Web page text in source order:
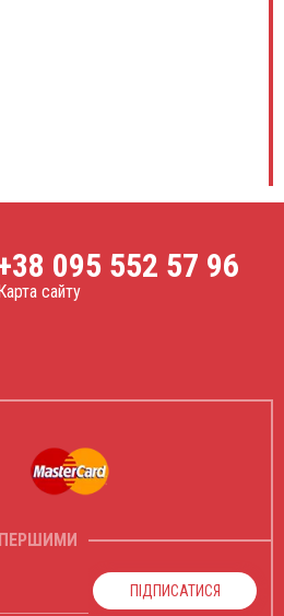
095 552 57 96
сайту
ПІДПИСАТИСЯ